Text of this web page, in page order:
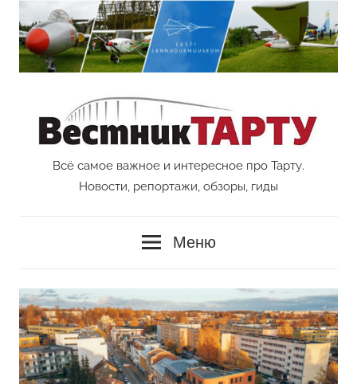
Перейти
содержимому
Vestnik
Всё самое важное и интересное про Тарту.
Новости, репортажи, обзоры, гиды
Меню